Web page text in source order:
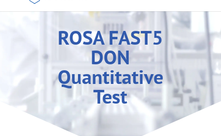
ROSA FAST5
DON
Quantitative
Test